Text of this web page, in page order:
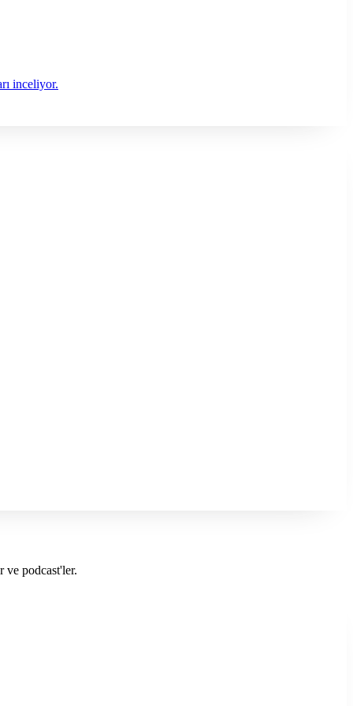
inceliyor.
ve podcast'ler.